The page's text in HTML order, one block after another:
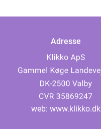
Adresse
web: www.klikko.dk